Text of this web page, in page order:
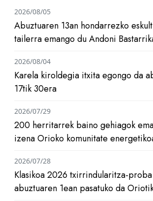
Abuztuaren 13an hondarrezko
tailerra emango du Andoni
2026/08/05
Karela kiroldegia itxita egongo da
17tik 30era
2026/08/04
200 herritarrek baino gehiagok
izena Orioko komunitate
2026/07/29
Klasikoa 2026 txirrindularitza-proba
abuztuaren 1ean pasatuko da
2026/07/28